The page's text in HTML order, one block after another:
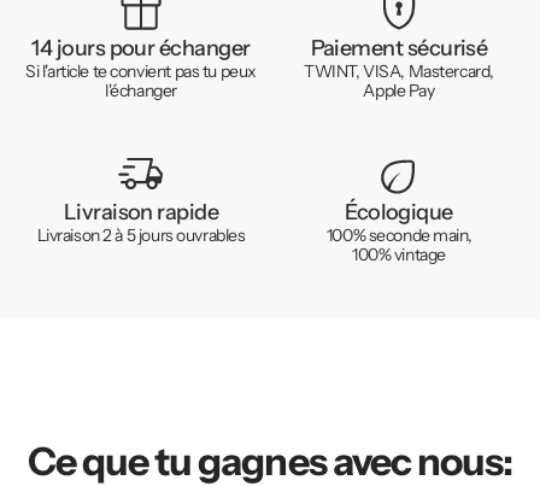
14 jours pour échanger
Si l'article te convient pas tu peux
l'échanger
Paiement sécurisé
TWINT, VISA, Mastercard,
Apple Pay
Livraison rapide
Livraison 2 à 5 jours ouvrables
Écologique
100% seconde main,
100% vintage
Ce que tu gagnes avec nous: